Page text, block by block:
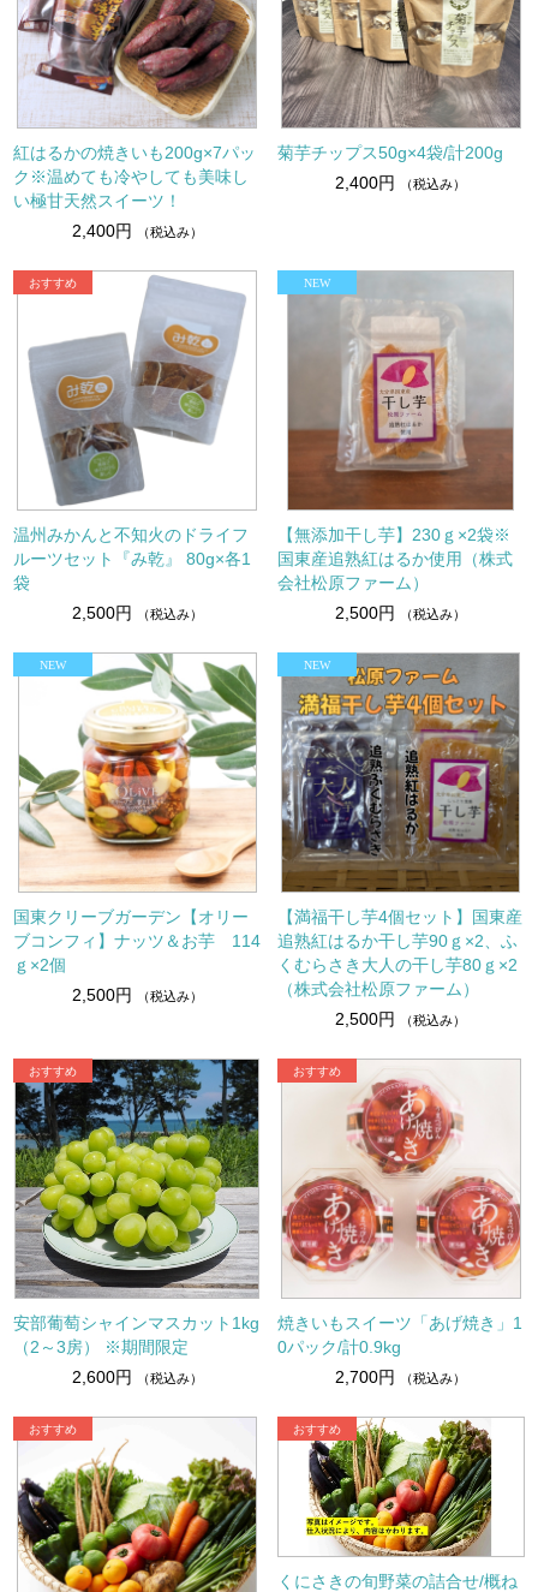
紅はるかの焼きいも200g×7パッ
ク※温めても冷やしても美味し
い極甘天然スイーツ！
2,400円
（税込み）
菊芋チップス50g×4袋/計200g
2,400円
（税込み）
温州みかんと不知火のドライフ
ルーツセット『み乾』 80g×各1
袋
2,500円
（税込み）
【無添加干し芋】230ｇ×2袋※
国東産追熟紅はるか使用（株式
会社松原ファーム）
2,500円
（税込み）
国東クリーブガーデン【オリー
ブコンフィ】ナッツ＆お芋 114
ｇ×2個
2,500円
（税込み）
【満福干し芋4個セット】国東産
追熟紅はるか干し芋90ｇ×2、ふ
くむらさき大人の干し芋80ｇ×2
（株式会社松原ファーム）
2,500円
（税込み）
安部葡萄シャインマスカット1kg
（2～3房） ※期間限定
2,600円
（税込み）
焼きいもスイーツ「あげ焼き」1
0パック/計0.9kg
2,700円
（税込み）
くにさきの旬野菜の詰合せ/概ね